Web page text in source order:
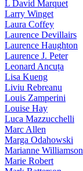
L David Marquet
Larry Winget
Laura Coffey
Laurence Devillairs
Laurence Haughton
Laurence J. Peter
Leonard Ancuța
Lisa Kueng
Liviu Rebreanu
Louis Zamperini
Louise Hay
Luca Mazzucchelli
Marc Allen
Marga Odahowski
Marianne Williamson
Marie Robert